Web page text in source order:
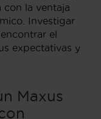
con la ventaja
Investigar
el
expectativas y
Maxus